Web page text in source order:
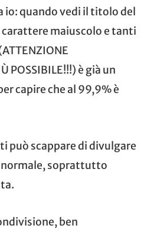
io: quando vedi il titolo del
maiuscolo e tanti
POSSIBILE!!!) è già un
capire che al 99,9% è
può scappare di divulgare
normale, soprattutto
ben